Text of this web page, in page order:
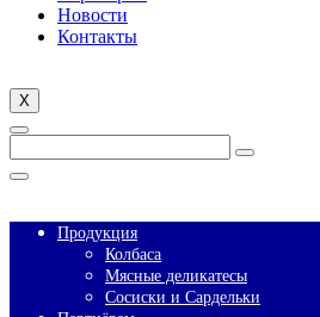
Новости
Контакты
X
Enter
Keyword
for:
Search
Close
Продукция
Колбаса
Мясные деликатесы
Сосиски и Сардельки